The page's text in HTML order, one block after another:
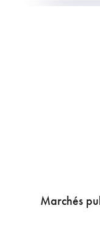
Marchés